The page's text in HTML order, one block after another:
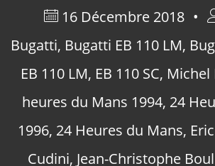
16 Décembre 2018
Bugatti, Bugatti EB 110 LM,
EB 110 LM, EB 110 SC,
heures du Mans 1994, 24
1996, 24 Heures du Mans,
Cudini, Jean-Christophe